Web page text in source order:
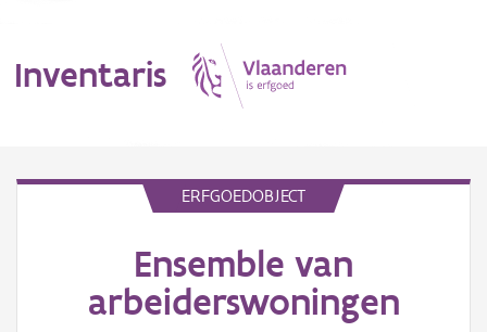
Inventaris
Aanduidingsobject
ERFGOEDOBJECT
Ensemble van
arbeiderswoningen